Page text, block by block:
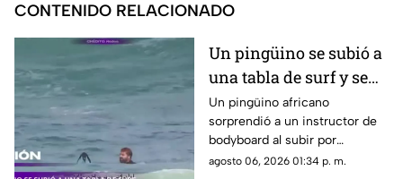
CONTENIDO RELACIONADO
Un pingüino se subió a
una tabla de surf y se
viraliza
Un pingüino africano
sorprendió a un instructor de
bodyboard al subir por
iniciativa propia a su tabla y
agosto 06, 2026 01:34 p. m.